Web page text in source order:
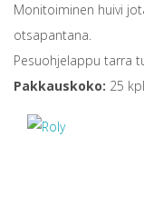
Monitoiminen huivi
otsapantana.
Pesuohjelappu tarra
Pakkauskoko: 25